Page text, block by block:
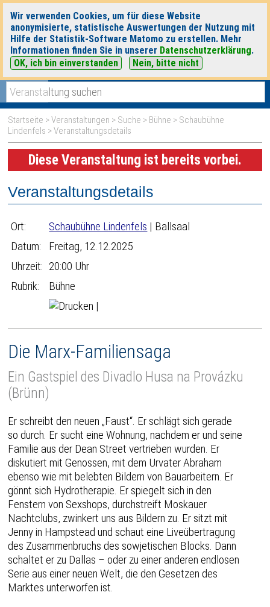
Wir verwenden Cookies, um für diese Website
anonymisierte, statistische Auswertungen der Nutzung mit
Hilfe der Statistik-Software Matomo zu erstellen. Mehr
Informationen finden Sie in unserer Datenschutzerklärung.
OK, ich bin einverstanden
Nein, bitte nicht
heute|morgen|
Startseite >Veranstaltungen > Suche > Bühne > Schaubühne
Lindenfels > Veranstaltungsdetails
Diese Veranstaltung ist bereits vorbei.
Veranstaltungsdetails
Ort: Schaubühne Lindenfels | Ballsaal
Datum:
Freitag, 12.12.2025
Uhrzeit: 20:00 Uhr
Rubrik:
Bühne
|
Die Marx-Familiensaga
Ein Gastspiel des Divadlo Husa na Provázku
(Brünn)
Er schreibt den neuen „Faust“. Er schlägt sich gerade
so durch. Er sucht eine Wohnung, nachdem er und seine
Familie aus der Dean Street vertrieben wurden. Er
diskutiert mit Genossen, mit dem Urvater Abraham
ebenso wie mit belebten Bildern von Bauarbeitern. Er
gönnt sich Hydrotherapie. Er spiegelt sich in den
Fenstern von Sexshops, durchstreift Moskauer
Nachtclubs, zwinkert uns aus Bildern zu. Er sitzt mit
Jenny in Hampstead und schaut eine Liveübertragung
des Zusammenbruchs des sowjetischen Blocks. Dann
schaltet er zu Dallas – oder zu einer anderen endlosen
Serie aus einer neuen Welt, die den Gesetzen des
Marktes unterworfen ist.